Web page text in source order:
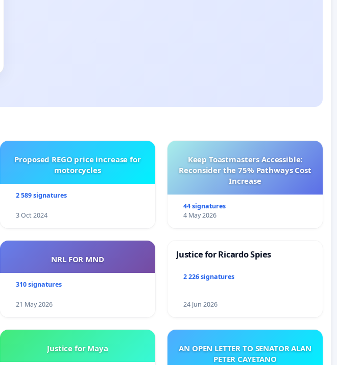
Proposed REGO price increase for
motorcycles
2 589 signatures
3 Oct 2024
Keep Toastmasters Accessible:
Reconsider the 75% Pathways Cost
Increase
44 signatures
4 May 2026
NRL FOR MND
310 signatures
21 May 2026
Justice for Ricardo Spies
2 226 signatures
24 Jun 2026
Justice for Maya
AN OPEN LETTER TO SENATOR ALAN
PETER CAYETANO